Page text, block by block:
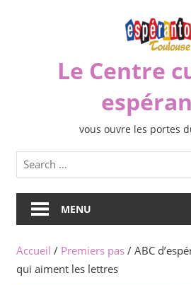
Le Centre
vous ouvre les portes
MENU
Accueil / Premiers pas/ ABC
qui aiment les lettres